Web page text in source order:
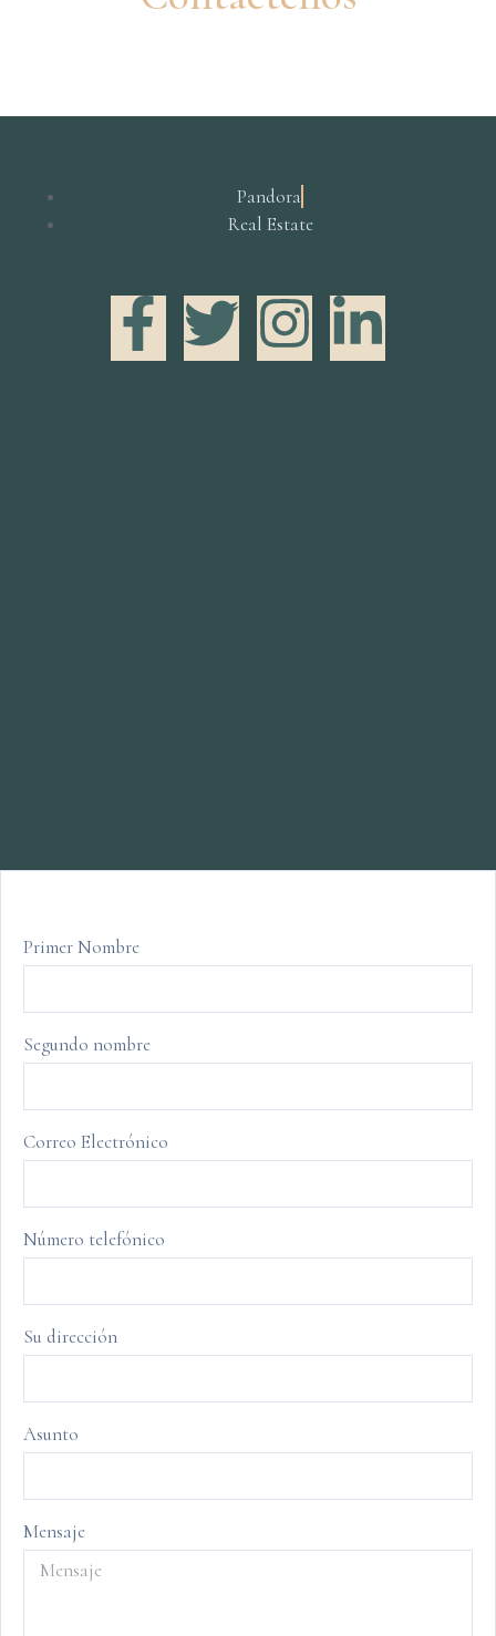
Pandora
Real Estate
Primer Nombre
Segundo nombre
Correo Electrónico
Número telefónico
Su dirección
Asunto
Mensaje